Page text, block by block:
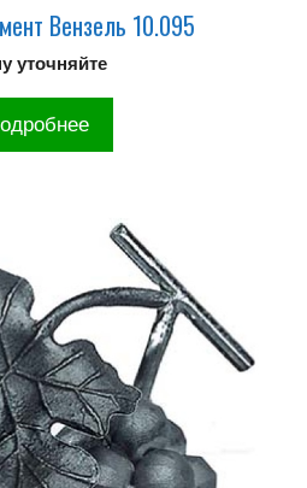
Вензель 10.095
уточняйте